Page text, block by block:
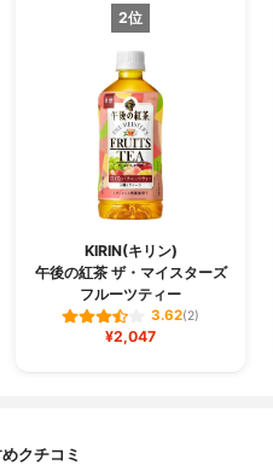
2位
KIRIN(キリン)
午後の紅茶 ザ・マイスターズ
フルーツティー
3.62(2)
¥2,047
クチコミ